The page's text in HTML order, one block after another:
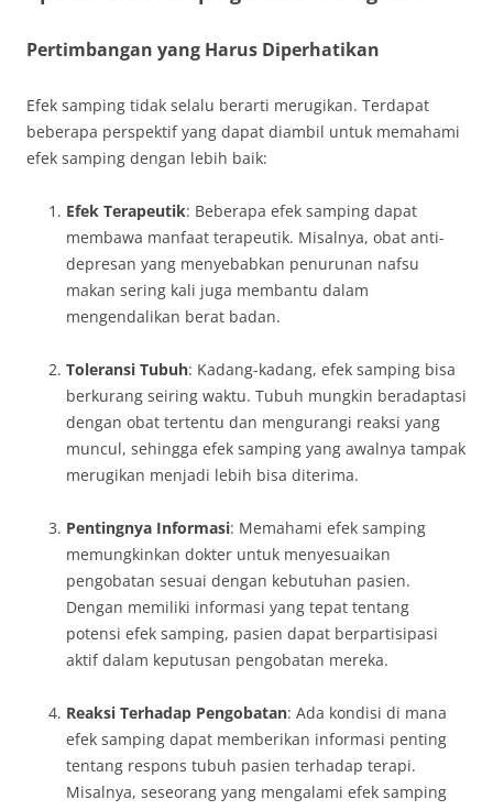
Pertimbangan yang Harus Diperhatikan
Efek samping tidak selalu berarti merugikan. Terdapat
beberapa perspektif yang dapat diambil untuk memahami
efek samping dengan lebih baik:
Efek Terapeutik: Beberapa efek samping dapat
membawa manfaat terapeutik. Misalnya, obat anti-
depresan yang menyebabkan penurunan nafsu
makan sering kali juga membantu dalam
mengendalikan berat badan.
Toleransi Tubuh: Kadang-kadang, efek samping bisa
berkurang seiring waktu. Tubuh mungkin beradaptasi
dengan obat tertentu dan mengurangi reaksi yang
muncul, sehingga efek samping yang awalnya tampak
merugikan menjadi lebih bisa diterima.
Pentingnya Informasi: Memahami efek samping
memungkinkan dokter untuk menyesuaikan
pengobatan sesuai dengan kebutuhan pasien.
Dengan memiliki informasi yang tepat tentang
potensi efek samping, pasien dapat berpartisipasi
aktif dalam keputusan pengobatan mereka.
Reaksi Terhadap Pengobatan: Ada kondisi di mana
efek samping dapat memberikan informasi penting
tentang respons tubuh pasien terhadap terapi.
Misalnya, seseorang yang mengalami efek samping